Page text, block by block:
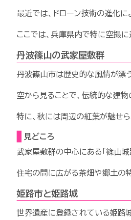
最近では、ドローン技術の進化
ここでは、兵庫県内で特に空撮に
丹波篠山の武家屋敷群
丹波篠山市は歴史的な風情が漂
空から見ることで、伝統的な建
特に、秋には周辺の紅葉が魅せら
見どころ
武家屋敷群の中心にある「篠山城
住宅の間に広がる茶畑や郷土の
姫路市と姫路城
世界遺産に登録されている姫路